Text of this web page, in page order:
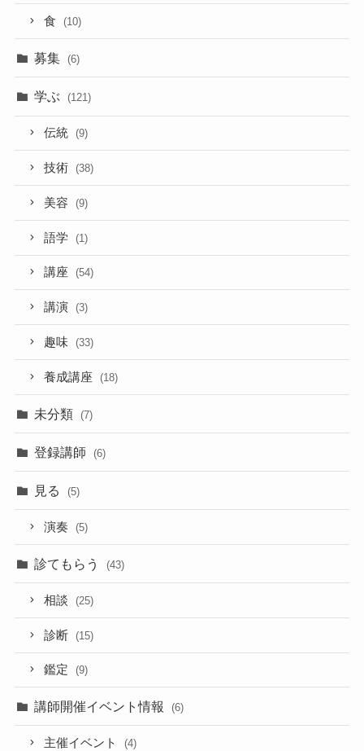
食 (10)
募集 (6)
学ぶ (121)
伝統 (9)
技術 (38)
美容 (9)
語学 (1)
講座 (54)
講演 (3)
趣味 (33)
養成講座 (18)
未分類 (7)
登録講師 (6)
見る (5)
演奏 (5)
診てもらう (43)
相談 (25)
診断 (15)
鑑定 (9)
講師開催イベント情報 (6)
主催イベント (4)